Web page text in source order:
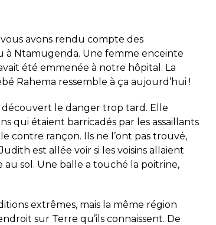
avons rendu compte des
Ntamugenda. Une femme enceinte
été emmenée à notre hôpital. La
Rahema ressemble à ça aujourd’hui !
le danger trop tard. Elle
qui étaient barricadés par les assaillants
contre rançon. Ils ne l’ont pas trouvé,
est allée voir si les voisins allaient
au sol. Une balle a touché la poitrine,
extrêmes, mais la même région
sur Terre qu’ils connaissent. De